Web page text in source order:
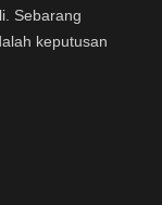
Sebarang
keputusan